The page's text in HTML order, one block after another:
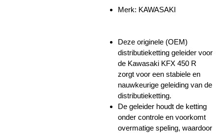
Merk: KAWASAKI
Deze originele (OEM)
distributieketting geleider voor
de Kawasaki KFX 450 R
zorgt voor een stabiele en
nauwkeurige geleiding van de
distributieketting.
De geleider houdt de ketting
onder controle en voorkomt
overmatige speling, waardoor